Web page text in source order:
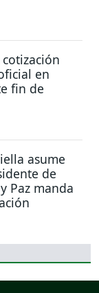
en
fin de
asume
de
Paz manda